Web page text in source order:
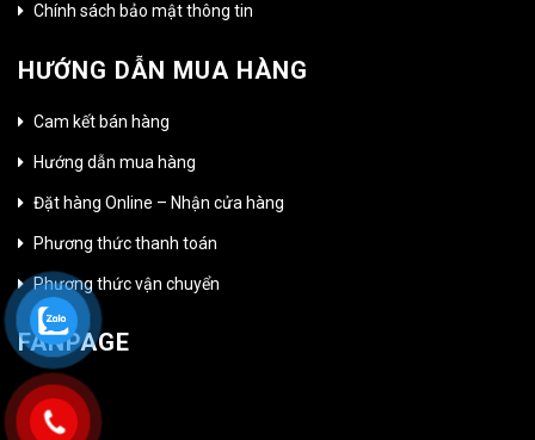
Chính sách bảo mật thông tin
HƯỚNG DẪN MUA HÀNG
Cam kết bán hàng
Hướng dẫn mua hàng
Đặt hàng Online – Nhận cửa hàng
Phương thức thanh toán
Phương thức vận chuyển
FANPAGE